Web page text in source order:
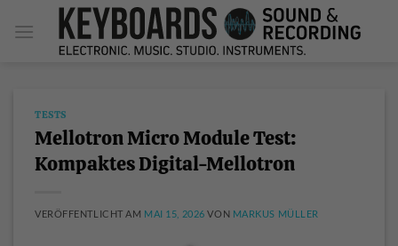
Inhalt
TESTS
Mellotron Micro Module Test:
Kompaktes Digital-Mellotron
VERÖFFENTLICHT AM MAI 15, 2026 VON MARKUS MÜLLER